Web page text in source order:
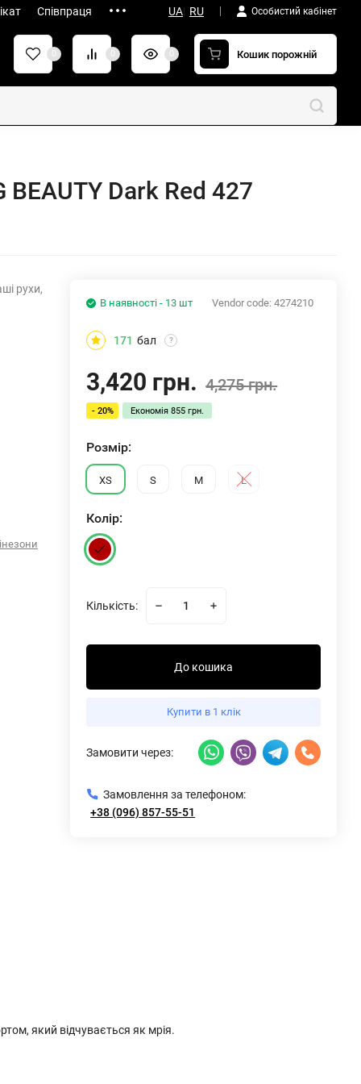
Співпраця UA| RU Особистий кабінет
0 0 0 Кошик порожній
Dark Red 427
рухи,
Vendor code: 4274210
В наявності - 13 шт
171 бал ?
3,420 грн. 4,275 грн.
- 20% Економія855 грн.
Розмiр:
XS S M L
Колiр:
Кількість:
До кошика
Купити в 1 клік
Замовити через:
Замовлення за телефоном:
+38 (096) 857-55-51
який відчувається як мрія.